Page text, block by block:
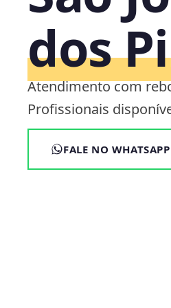
dos
Atendimento com
Profissionais
FALE NO WHATSAPP